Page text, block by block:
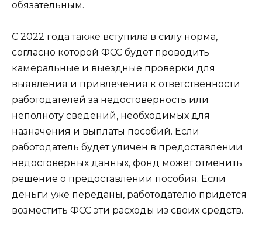
обязательным.
С 2022 года также вступила в силу норма,
согласно которой ФСС будет проводить
камеральные и выездные проверки для
выявления и привлечения к ответственности
работодателей за недостоверность или
неполноту сведений, необходимых для
назначения и выплаты пособий. Если
работодатель будет уличен в предоставлении
недостоверных данных, фонд может отменить
решение о предоставлении пособия. Если
деньги уже переданы, работодателю придется
возместить ФСС эти расходы из своих средств.